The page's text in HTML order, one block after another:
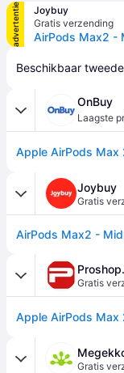
advertentie
Joybuy
Gratis verzending
AirPods Max2 -
Beschikbaar
OnBuy
Laagste
Joybuy
Gratis
AirPods Max2 -
Gratis
Gratis